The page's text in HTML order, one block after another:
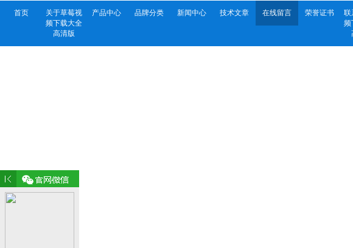
首页
关于草莓视
频下载大全
高清版
产品中心 品牌分类 新闻中心 技术文章 在线留言 荣誉证书
联
频